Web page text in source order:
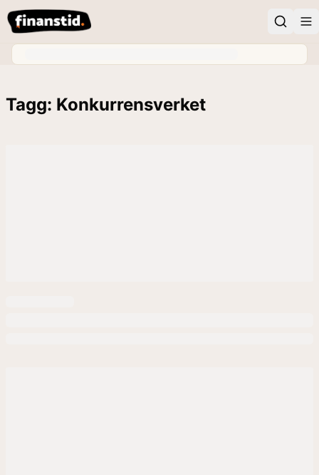
Tagg: Konkurrensverket